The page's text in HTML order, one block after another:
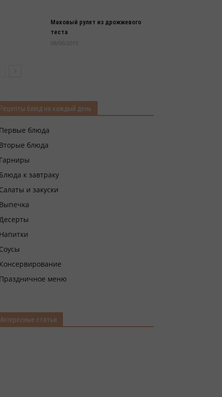
Маковый рулет из дрожжевого
теста
08/06/2015
блюд на каждый день
блюда
блюда
к завтраку
и закуски
меню
статьи